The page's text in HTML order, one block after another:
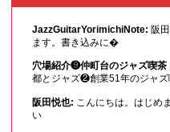
JazzGuitarYorimichiNote: 阪
ます。書き込みに�
穴場紹介❾仲町台のジャズ喫茶
都とジャズ❷創業51年のジャ
阪田悦也: こんにちは。はじめ
い